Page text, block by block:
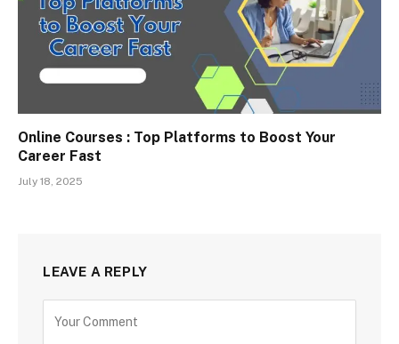
Online Courses : Top Platforms to Boost Your
Career Fast
July 18, 2025
LEAVE A REPLY